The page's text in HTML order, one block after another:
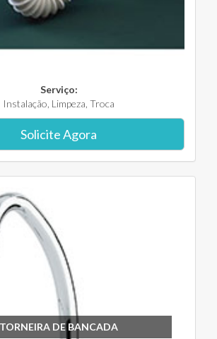
Serviço:
Instalação, Limpeza, Troca
Solicite Agora
TORNEIRA DE BANCADA